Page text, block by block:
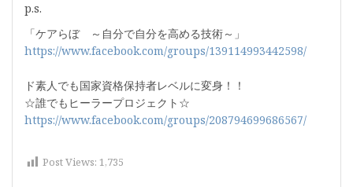
p.s.
「ケアらぼ ～自分で自分を高める技術～」
https://www.facebook.com/groups/139114993442598/
ド素人でも国家資格保持者レベルに変身！！
☆誰でもヒーラープロジェクト☆
https://www.facebook.com/groups/208794699686567/
Post Views: 1,735